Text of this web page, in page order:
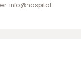
info@hospital-